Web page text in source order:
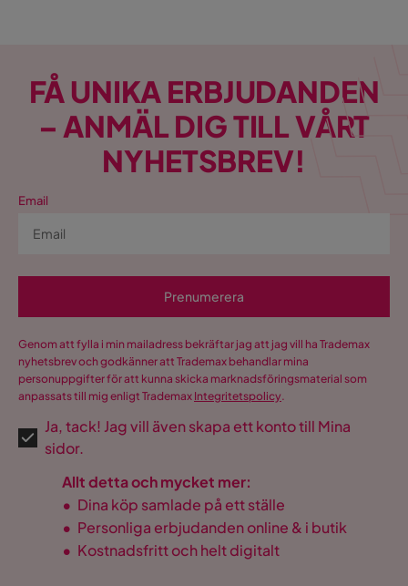
FÅ UNIKA ERBJUDANDEN
– ANMÄL DIG TILL VÅRT
NYHETSBREV!
Email
Prenumerera
Genom att fylla i min mailadress bekräftar jag att jag vill ha Trademax
nyhetsbrev och godkänner att Trademax behandlar mina
personuppgifter för att kunna skicka marknadsföringsmaterial som
anpassats till mig enligt Trademax Integritetspolicy.
Ja, tack! Jag vill även skapa ett konto till Mina
sidor.
Allt detta och mycket mer:
• Dina köp samlade på ett ställe
• Personliga erbjudanden online & i butik
• Kostnadsfritt och helt digitalt